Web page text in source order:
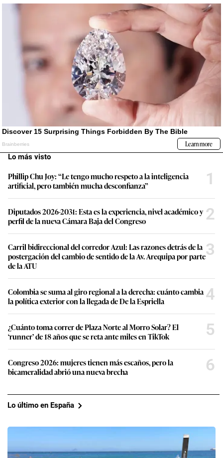
Lo más visto
Phillip Chu Joy: “Le tengo mucho respeto a la inteligencia
artificial, pero también mucha desconfianza”
1
Diputados 2026-2031: Esta es la experiencia, nivel académico y
perfil de la nueva Cámara Baja del Congreso
2
Carril bidireccional del corredor Azul: Las razones detrás de la
postergación del cambio de sentido de la Av. Arequipa por parte
de la ATU
3
Colombia se suma al giro regional a la derecha: cuánto cambia
la política exterior con la llegada de De la Espriella
4
¿Cuánto toma correr de Plaza Norte al Morro Solar? El
‘runner’ de 18 años que se reta ante miles en TikTok
5
Congreso 2026: mujeres tienen más escaños, pero la
bicameralidad abrió una nueva brecha
6
Lo último en España